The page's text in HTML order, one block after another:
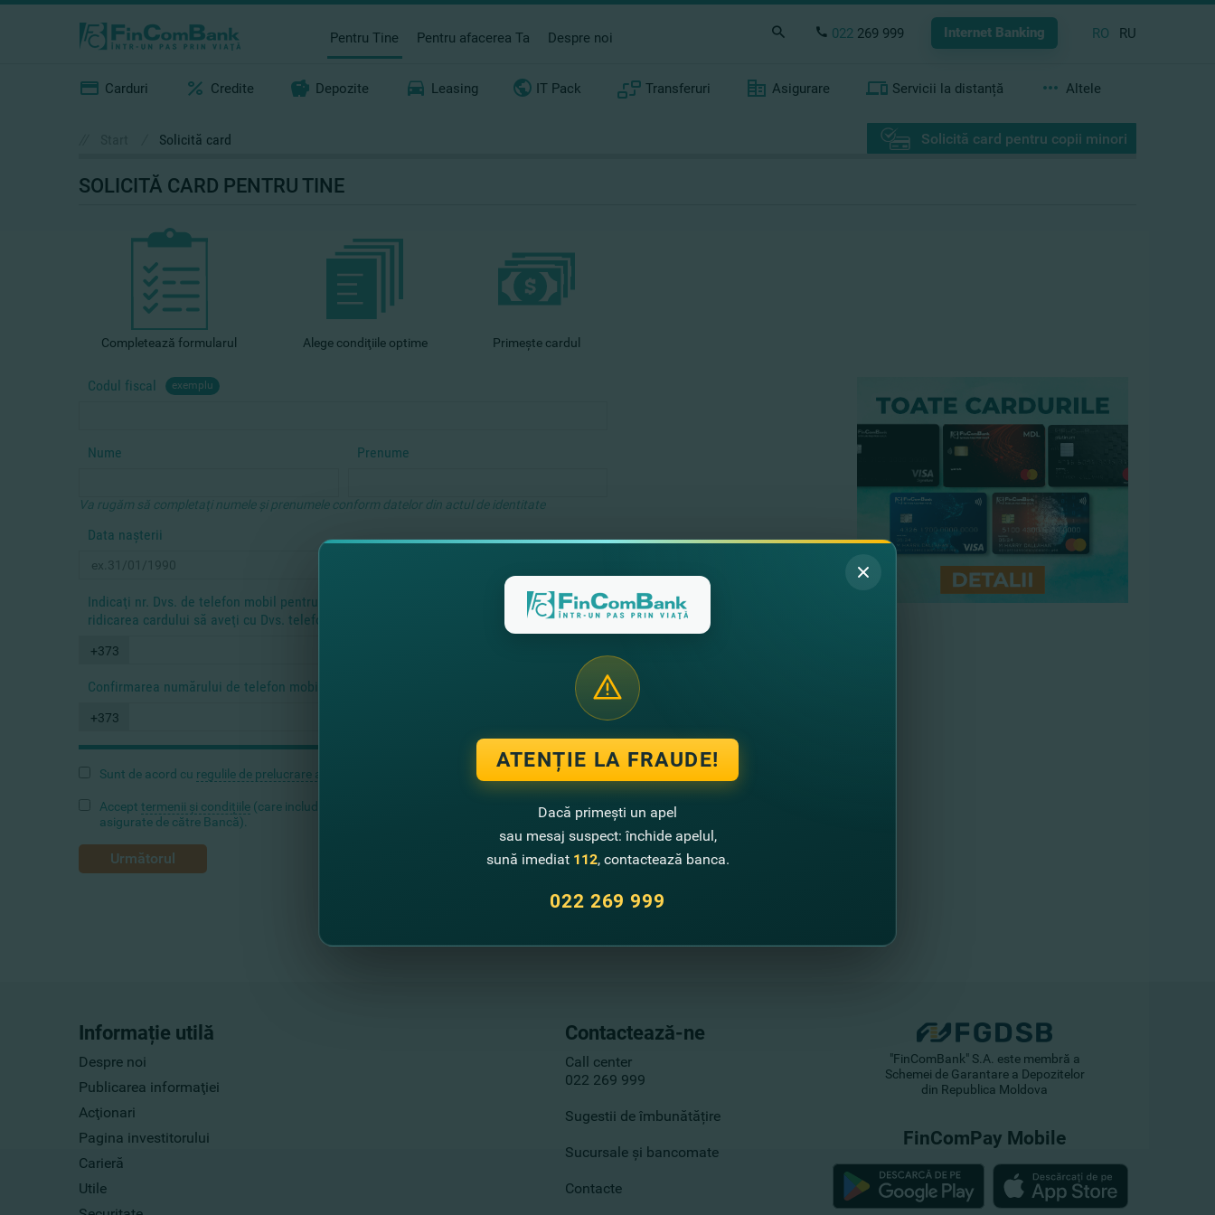
Pentru Tine Pentru afacerea Ta Despre noi 022 269 999 Internet Banking RO RU
Carduri Credite Depozite Leasing IT Pack Transferuri Asigurare Servicii la distanță Altele
Solicită card
SOLICITĂ CARD PENTRU TINE
Solicită card pentru copii minori
Completează formularul Alege condiţiile optime Primeşte cardul
Codul fiscal exemplu
Nume Prenume
Va rugăm să completaţi numele şi prenumele conform datelor din actul de identitate
Data naşterii
Indicaţi nr. Dvs. de telefon mobil pentru a primi codul PIN intr-un mesaj SMS. Rugăm la
ridicarea cardului să aveţi cu Dvs. telefonul mobil indicat
+373
Confirmarea numărului de telefon mobil
+373
Sunt de acord cu regulile de prelucrare a datelor personale
Accept termenii și condițiile (care includ și modul de prelucrare și protecție a datelor
asigurate de către Bancă).
Următorul
Informație utilă
Despre noi
Publicarea informaţiei
Acţionari
Pagina investitorului
Carieră
Utile
Contactează-ne
Call center
022 269 999
Sugestii de îmbunătățire
Sucursale și bancomate
Contacte
"FinComBank" S.A. este membră a
Schemei de Garantare a Depozitelor
din Republica Moldova
FinComPay Mobile
ATENȚIE LA FRAUDE!
Dacă primești un apel
sau mesaj suspect: închide apelul,
sună imediat 112, contactează banca.
022 269 999